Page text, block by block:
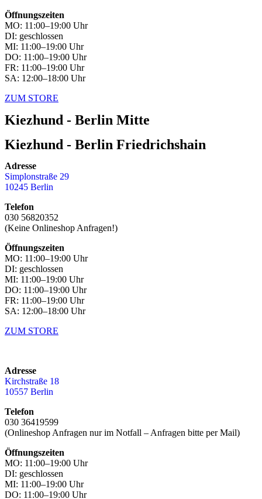
Öffnungszeiten
MO: 11:00–19:00 Uhr
DI: geschlossen
MI: 11:00–19:00 Uhr
DO: 11:00–19:00 Uhr
FR: 11:00–19:00 Uhr
SA: 12:00–18:00 Uhr
ZUM STORE
Kiezhund - Berlin Mitte
Kiezhund - Berlin Friedrichshain
Adresse
Simplonstraße 29
10245 Berlin
Telefon
030 56820352
(Keine Onlineshop Anfragen!)
Öffnungszeiten
MO: 11:00–19:00 Uhr
DI: geschlossen
MI: 11:00–19:00 Uhr
DO: 11:00–19:00 Uhr
FR: 11:00–19:00 Uhr
SA: 12:00–18:00 Uhr
ZUM STORE
Adresse
Kirchstraße 18
10557 Berlin
Telefon
030 36419599
(Onlineshop Anfragen nur im Notfall – Anfragen bitte per Mail)
Öffnungszeiten
MO: 11:00–19:00 Uhr
DI: geschlossen
MI: 11:00–19:00 Uhr
DO: 11:00–19:00 Uhr